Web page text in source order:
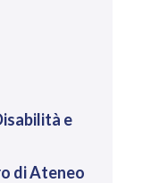
e
di Ateneo